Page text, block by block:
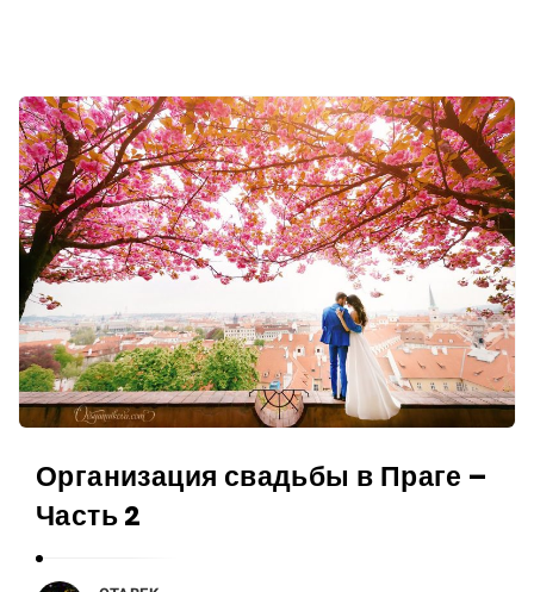
r
t
i
c
l
e
s
.
Организация свадьбы в Праге –
Часть 2